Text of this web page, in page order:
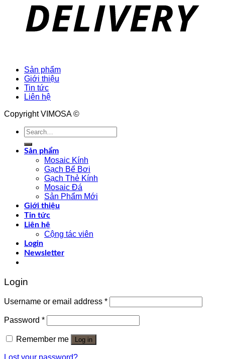
Sản phẩm
Giới thiệu
Tin tức
Liên hệ
Copyright VIMOSA ©
Search
for:
Sản phẩm
Mosaic Kính
Gạch Bể Bơi
Gạch Thẻ Kính
Mosaic Đá
Sản Phẩm Mới
Giới thiệu
Tin tức
Liên hệ
Cộng tác viên
Login
Newsletter
Login
Username or email address *
Password *
Remember me Log in